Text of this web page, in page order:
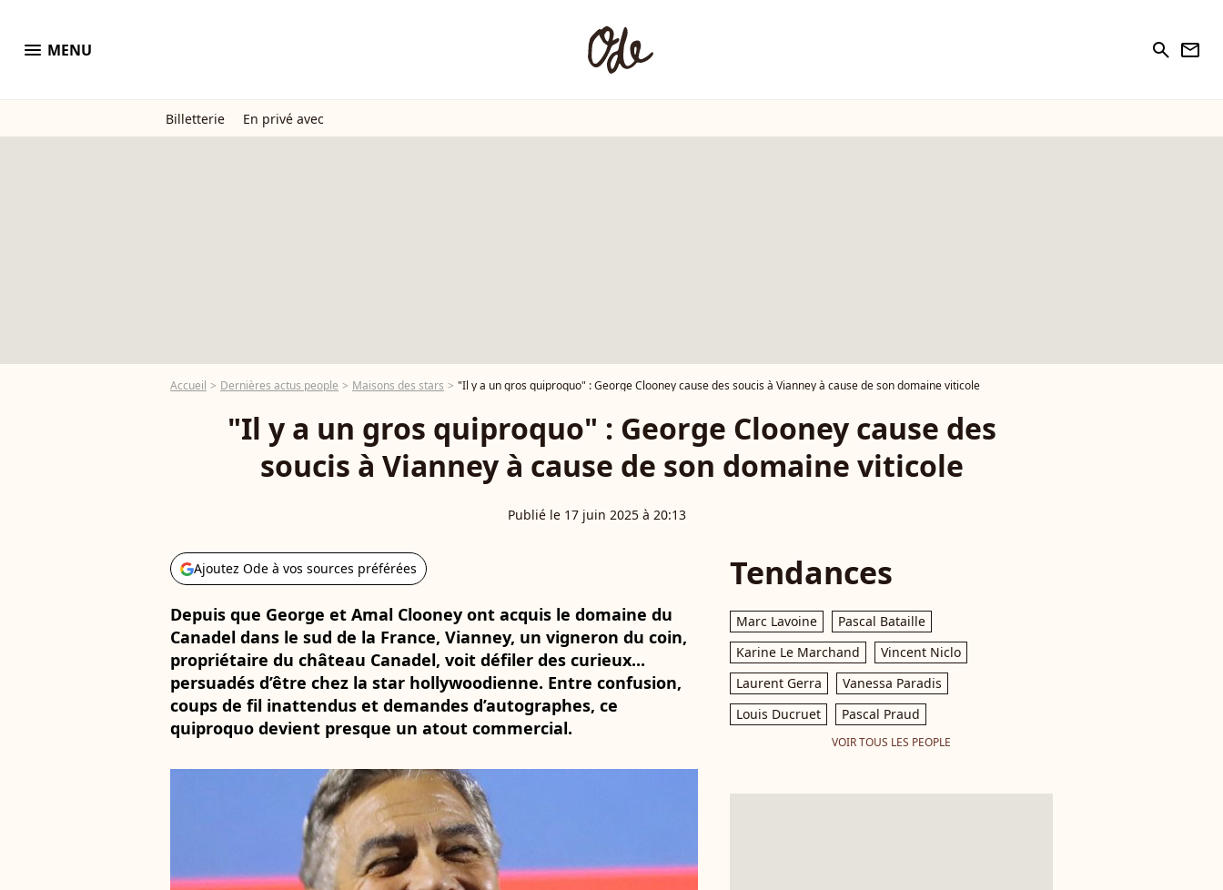
menu MENU search newsletter
Billetterie En privé avec
Accueil Dernières actus people Maisons des stars "Il y a un gros quiproquo" : George Clooney cause des soucis à Vianney à cause de son domaine viticole
"Il y a un gros quiproquo" : George Clooney cause des
soucis à Vianney à cause de son domaine viticole
Publié le 17 juin 2025 à 20:13
Ajoutez Ode à vos sources préférées
Depuis que George et Amal Clooney ont acquis le domaine du
Canadel dans le sud de la France, Vianney, un vigneron du coin,
propriétaire du château Canadel, voit défiler des curieux...
persuadés d’être chez la star hollywoodienne. Entre confusion,
coups de fil inattendus et demandes d’autographes, ce
quiproquo devient presque un atout commercial.
Tendances
Marc Lavoine
Pascal Bataille
Karine Le Marchand
Vincent Niclo
Laurent Gerra
Vanessa Paradis
Louis Ducruet
Pascal Praud
VOIR TOUS LES PEOPLE